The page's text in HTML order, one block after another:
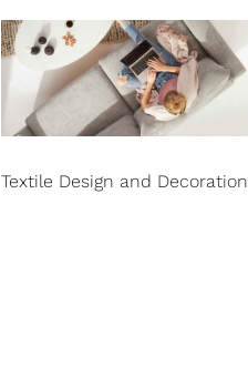
Textile Design and Decoration